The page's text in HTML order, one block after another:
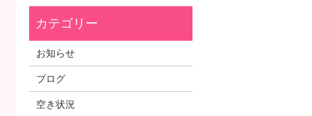
お知らせ
ブログ
空き状況